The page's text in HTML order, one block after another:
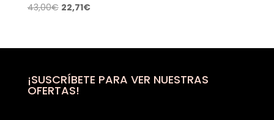
43,00€ El
era:
22,71€El
es:
¡SUSCRÍBETE PARA VER NUESTRAS
OFERTAS!